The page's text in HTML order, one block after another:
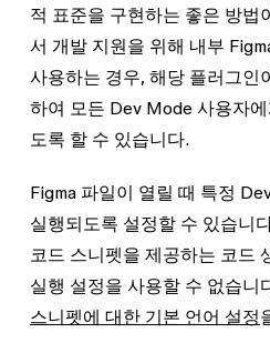
적 표준을 구현하는 좋은 방법
서 개발 지원을 위해 내부
사용하는 경우, 해당 플러그인
하여 모든 Dev Mode 사용자
도록 할 수 있습니다.
Figma 파일이 열릴 때 특정
실행되도록 설정할 수 있습니
코드 스니펫을 제공하는 코드
실행 설정을 사용할 수 없습니
스니펫에 대한 기본 언어 설정